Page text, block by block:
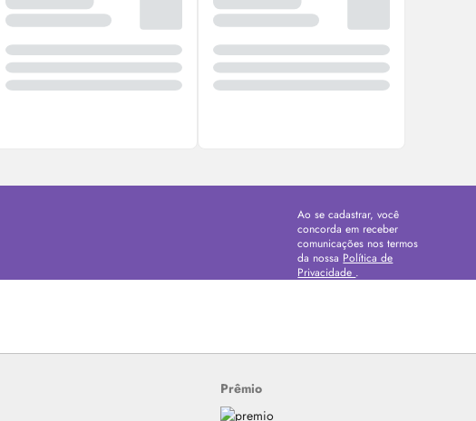
Ao se cadastrar, você
concorda em receber
comunicações nos termos
da nossa Política de
Privacidade .
Prêmio